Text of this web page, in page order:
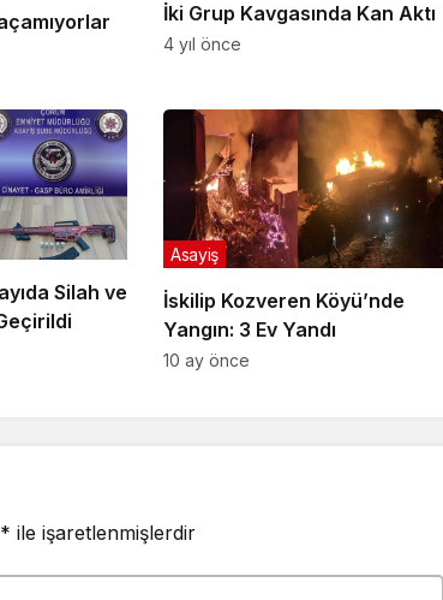
İki Grup Kavgasında Kan Aktı
4 yıl önce
Silah ve
İskilip Kozveren Köyü’nde
Yangın: 3 Ev Yandı
Asayiş
10 ay önce
* ile işaretlenmişlerdir